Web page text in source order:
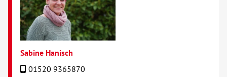
Sabine Hanisch
01520 9365870